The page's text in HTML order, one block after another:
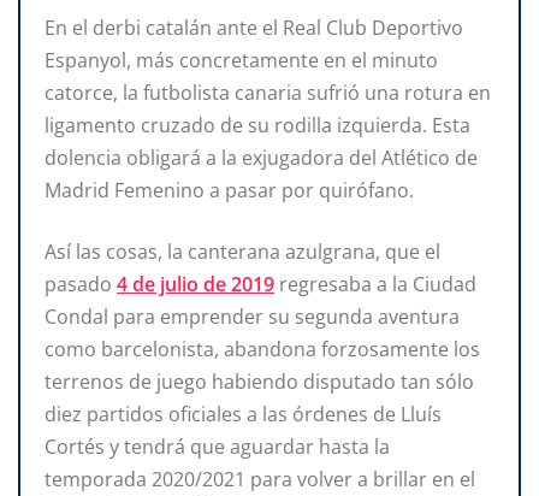
En el derbi catalán ante el Real Club Deportivo
Espanyol, más concretamente en el minuto
catorce, la futbolista canaria sufrió una rotura en
ligamento cruzado de su rodilla izquierda. Esta
dolencia obligará a la exjugadora del Atlético de
Madrid Femenino a pasar por quirófano.
Así las cosas, la canterana azulgrana, que el
pasado 4 de julio de 2019 regresaba a la Ciudad
Condal para emprender su segunda aventura
como barcelonista, abandona forzosamente los
terrenos de juego habiendo disputado tan sólo
diez partidos oficiales a las órdenes de Lluís
Cortés y tendrá que aguardar hasta la
temporada 2020/2021 para volver a brillar en el